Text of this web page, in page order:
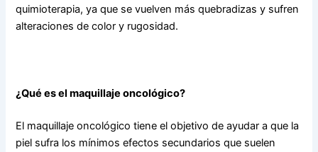
quimioterapia, ya que se vuelven más quebradizas y sufren
alteraciones de color y rugosidad.
¿Qué es el maquillaje oncológico?
El maquillaje oncológico tiene el objetivo de ayudar a que la
piel sufra los mínimos efectos secundarios que suelen